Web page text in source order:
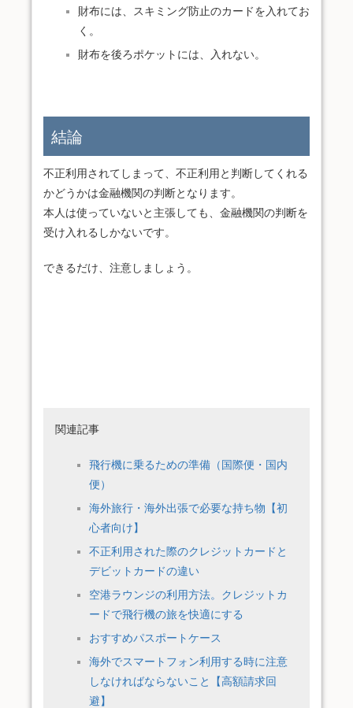
財布には、スキミング防止のカードを入れてお
く。
財布を後ろポケットには、入れない。
結論
不正利用されてしまって、不正利用と判断してくれる
かどうかは金融機関の判断となります。
本人は使っていないと主張しても、金融機関の判断を
受け入れるしかないです。
できるだけ、注意しましょう。
関連記事
飛行機に乗るための準備（国際便・国内
便）
海外旅行・海外出張で必要な持ち物【初
心者向け】
不正利用された際のクレジットカードと
デビットカードの違い
空港ラウンジの利用方法。クレジットカ
ードで飛行機の旅を快適にする
おすすめパスポートケース
海外でスマートフォン利用する時に注意
しなければならないこと【高額請求回
避】